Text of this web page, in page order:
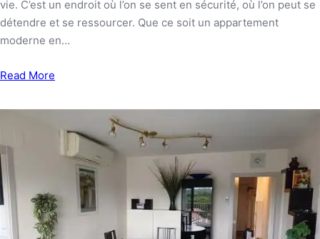
vie. C’est un endroit où l’on se sent en sécurité, où l’on peut se
détendre et se ressourcer. Que ce soit un appartement
moderne en…
Read More